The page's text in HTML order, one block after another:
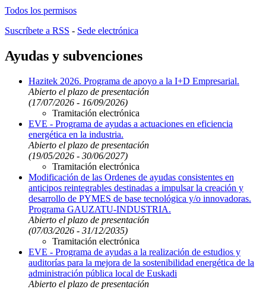
Todos los permisos
Suscríbete a RSS - Sede electrónica
Ayudas y subvenciones
Hazitek 2026. Programa de apoyo a la I+D Empresarial.
Abierto el plazo de presentación
(17/07/2026 - 16/09/2026)
Tramitación electrónica
EVE - Programa de ayudas a actuaciones en eficiencia
energética en la industria.
Abierto el plazo de presentación
(19/05/2026 - 30/06/2027)
Tramitación electrónica
Modificación de las Ordenes de ayudas consistentes en
anticipos reintegrables destinadas a impulsar la creación y
desarrollo de PYMES de base tecnológica y/o innovadoras.
Programa GAUZATU-INDUSTRIA.
Abierto el plazo de presentación
(07/03/2026 - 31/12/2035)
Tramitación electrónica
EVE - Programa de ayudas a la realización de estudios y
auditorías para la mejora de la sostenibilidad energética de la
administración pública local de Euskadi
Abierto el plazo de presentación